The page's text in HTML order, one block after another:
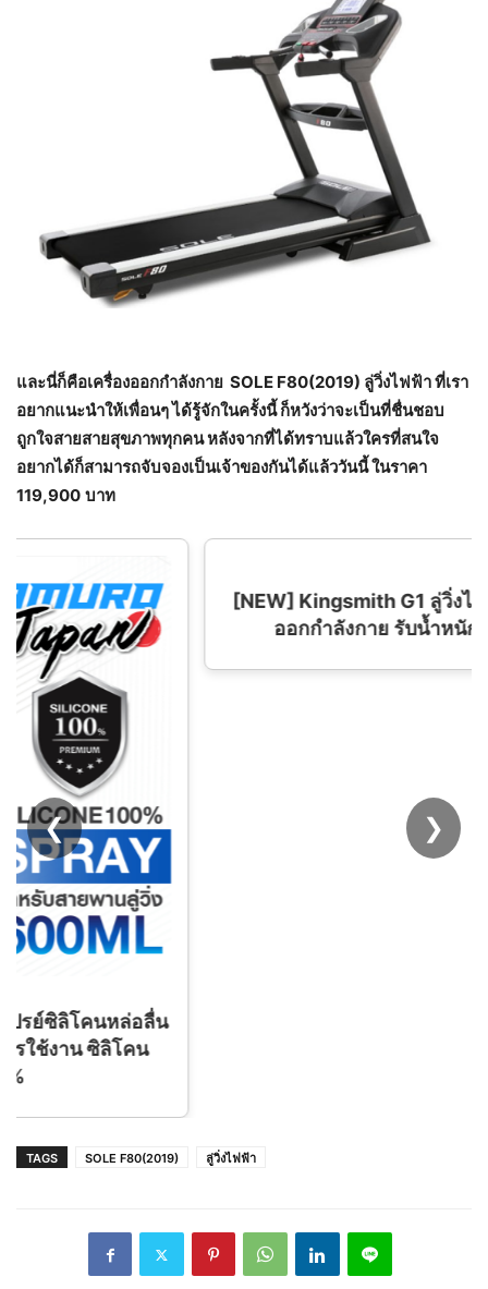
และนี่ก็คือเครื่องออกกำลังกาย SOLE F80(2019) ลู่วิ่งไฟฟ้า ที่เรา
อยากแนะนำให้เพื่อนๆ ได้รู้จักในครั้งนี้ ก็หวังว่าจะเป็นที่ชื่นชอบ
ถูกใจสายสายสุขภาพทุกคน หลังจากที่ได้ทราบแล้วใครที่สนใจ
อยากได้ก็สามารถจับจองเป็นเจ้าของกันได้แล้ววันนี้ ในราคา
119,900 บาท
[NEW] Kingsmith G1 ลู่วิ่งไฟฟ้า พับเก็บได้ ลู่วิ่ง
ออกกำลังกาย รับนํ้าหนักสูงสุด 110 kg
❮ ❯
TAGS SOLE F80(2019) ลู่วิ่งไฟฟ้า